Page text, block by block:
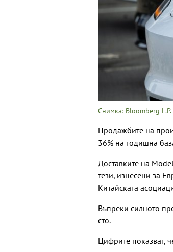
Снимка: Bloomberg L.P.
Продажбите на
36% на годишна
Доставките на
тези, изнесени за
Китайската
Въпреки силното
сто.
Цифрите показват,